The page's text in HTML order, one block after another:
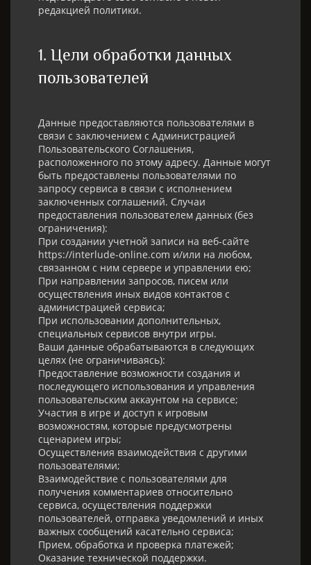
редакцией политики.
1. Цели обработки данных
пользователей​
Данные предоставляются пользователями в
связи с заключением с Администрацией
Пользовательского Соглашения,
расположенного по этому адресу. Данные могут
быть предоставлены пользователями по
запросу сервиса в связи с исполнением
заключенных соглашений. Случаи
предоставления пользователем данных (без
ограничения):
При создании учетной записи на веб-сайте
https://interlude-online.com и/или на любом,
связанном с ним сервере и управлении ею;
При направлении запросов, писем или
осуществления иных видов контактов с
администрацией сервиса;
При использовании дополнительных,
специальных сервисов внутри игры.
Ваши данные обрабатываются в следующих
целях (не ограничиваясь):
Предоставление возможности создания и
последующего использования и управления
пользовательским аккаунтом на сервисе;
Участия в игре и доступ к игровым
возможностям, которые предусмотрены
сценарием игры;
Осуществления взаимодействия с другими
пользователями;
Взаимодействие с пользователями для
получения комментариев относительно
сервиса, осуществления поддержки
пользователей, отправка уведомлений и иных
важных сообщений касательно сервиса;
Прием, обработка и проверка платежей;
Оказание технической поддержки.